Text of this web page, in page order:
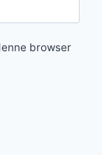
browser